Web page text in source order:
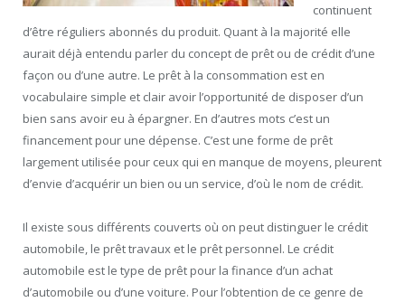
continuent
d’être réguliers abonnés du produit. Quant à la majorité elle
aurait déjà entendu parler du concept de prêt ou de crédit d’une
façon ou d’une autre. Le prêt à la consommation est en
vocabulaire simple et clair avoir l’opportunité de disposer d’un
bien sans avoir eu à épargner. En d’autres mots c’est un
financement pour une dépense. C’est une forme de prêt
largement utilisée pour ceux qui en manque de moyens, pleurent
d’envie d’acquérir un bien ou un service, d’où le nom de crédit.
Il existe sous différents couverts où on peut distinguer le crédit
automobile, le prêt travaux et le prêt personnel. Le crédit
automobile est le type de prêt pour la finance d’un achat
d’automobile ou d’une voiture. Pour l’obtention de ce genre de